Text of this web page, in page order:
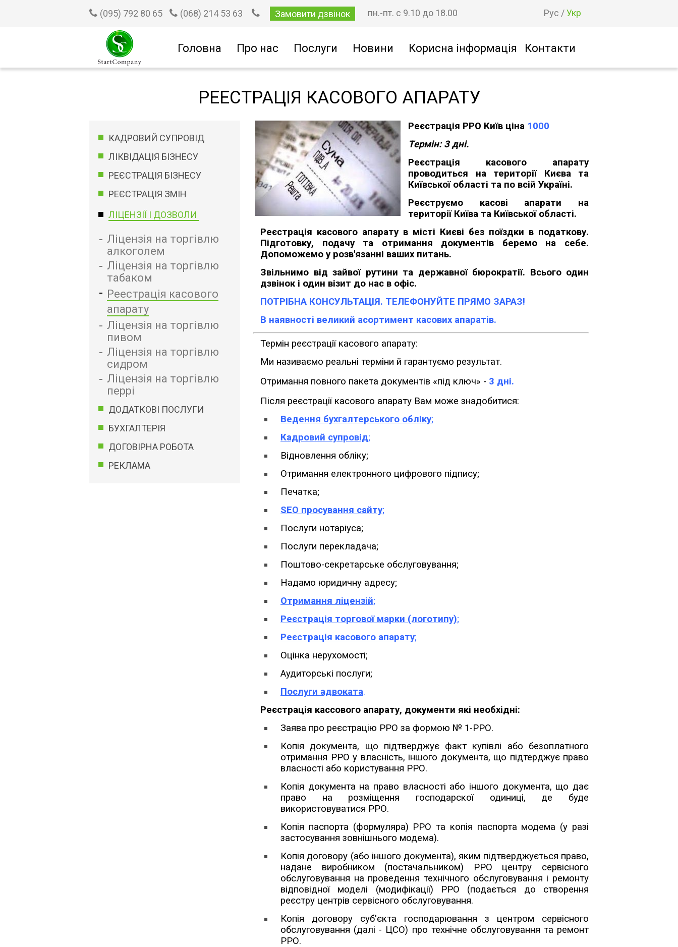
(095) 792 80 65 (068) 214 53 63 Замовити дзвінок пн.-пт. с 9.10 до 18.00 Рус /Укр
Головна Про нас Послуги Новини Корисна інформація Контакти
РЕЕСТРАЦІЯ КАСОВОГО АПАРАТУ
КАДРОВИЙ СУПРОВІД
ЛІКВІДАЦІЯ БІЗНЕСУ
РЕЄСТРАЦІЯ БІЗНЕСУ
РЕЄСТРАЦІЯ ЗМІН
ЛІЦЕНЗІЇ І ДОЗВОЛИ
Ліцензія на торгівлю
алкоголем
Ліцензія на торгівлю
табаком
Реестрація касового
апарату
Ліцензія на торгівлю
пивом
Ліцензія на торгівлю
сидром
Ліцензія на торгівлю
перрі
ДОДАТКОВІ ПОСЛУГИ
БУХГАЛТЕРІЯ
ДОГОВІРНА РОБОТА
РЕКЛАМА
Реєстрація РРО Київ ціна 1000
Термін: 3 дні.
Реєстрація касового апарату
проводиться на території Києва та
Київської області та по всій Україні.
Реєструємо касові апарати на
території Київа та Київської області.
Реєстрація касового апарату в місті Києві без поїздки в податкову.
Підготовку, подачу та отримання документів беремо на себе.
Допоможемо у розв'язанні ваших питань.
Звільнимо від зайвої рутини та державної бюрократії. Всього один
дзвінок і один візит до нас в офіс.
ПОТРІБНА КОНСУЛЬТАЦІЯ. ТЕЛЕФОНУЙТЕ ПРЯМО ЗАРАЗ!
В наявності великий асортимент касових апаратів.
Термін реєстрації касового апарату:
Ми називаємо реальні терміни й гарантуємо результат.
Отримання повного пакета документів «під ключ» - 3 дні.
Після реєстрації касового апарату Вам може знадобитися:
Ведення бухгалтерського обліку;
Кадровий супровід;
Відновлення обліку;
Отримання електронного цифрового підпису;
Печатка;
SEO просування сайту;
Послуги нотаріуса;
Послуги перекладача;
Поштово-секретарське обслуговування;
Надамо юридичну адресу;
Отримання ліцензій;
Реєстрація торгової марки (логотипу);
Реєстрація касового апарату;
Оцінка нерухомості;
Аудиторські послуги;
Послуги адвоката.
Реєстрація кассового апарату, документи які необхідні:
Заява про реєстрацію РРО за формою № 1-РРО.
Копія документа, що підтверджує факт купівлі або безоплатного
отримання РРО у власність, іншого документа, що підтерджує право
власності або користування РРО.
Копія документа на право власності або іншого документа, що дає
право на розміщення господарскої одиниці, де буде
використовуватися РРО.
Копія паспорта (формуляра) РРО та копія паспорта модема (у разі
застосування зовнішнього модема).
Копія договору (або іншого документа), яким підтверджується право,
надане виробником (постачальником) РРО центру сервісного
обслуговування на проведення технічного обслуговування і ремонту
відповідної моделі (модифікації) РРО (подається до створення
реєстру центрів сервісного обслуговування.
Копія договору суб'єкта господарювання з центром сервісного
обслуговування (далі - ЦСО) про технічне обслуговування та ремонт
РРО.